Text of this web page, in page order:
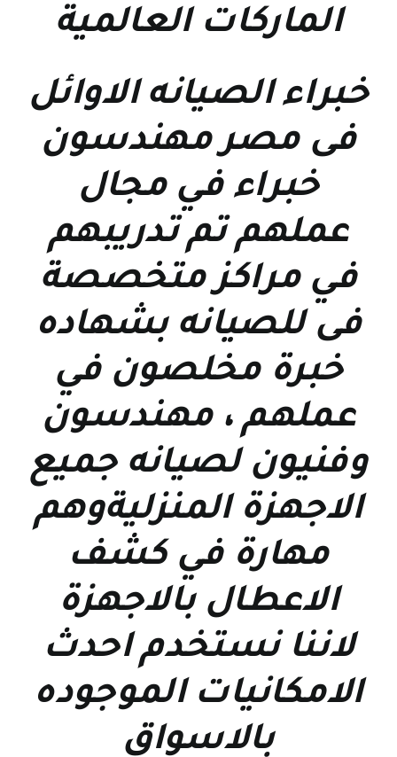
الماركات العالمية
خبراء الصيانه الاوائل
فى مصر مهندسون
خبراء في مجال
عملهم تم تدريبهم
في مراكز متخصصة
فى للصيانه بشهاده
خبرة مخلصون في
عملهم ، مهندسون
وفنيون لصيانه جميع
الاجهزة المنزليةوهم
مهارة في كشف
الاعطال بالاجهزة
لاننا نستخدم احدث
الامكانيات الموجوده
بالاسواق